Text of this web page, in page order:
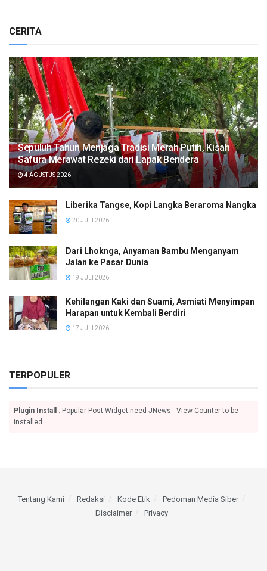
CERITA
Sepuluh Tahun Menjaga Tradisi Merah Putih, Kisah
Safura Merawat Rezeki dari Lapak Bendera
4 AGUSTUS 2026
Liberika Tangse, Kopi Langka Beraroma Nangka
20 JULI 2026
Dari Lhoknga, Anyaman Bambu Menganyam
Jalan ke Pasar Dunia
19 JULI 2026
Kehilangan Kaki dan Suami, Asmiati Menyimpan
Harapan untuk Kembali Berdiri
17 JULI 2026
TERPOPULER
Plugin Install
: Popular Post Widget need JNews - View Counter to be
installed
Tentang Kami Redaksi Kode Etik
Pedoman Media Siber
Disclaimer
Privacy